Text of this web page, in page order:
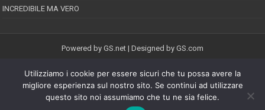
INCREDIBILE MA VERO
Powered by GS.net | Designed by GS.com
EPINEION EDITRICE S.R.L.P.Iva 02008710689
Registrazione Tribunale di Pescara reg. speciale della stampa n.08/2012
Direttore responsabile: Maurizio Piccinino
Iscrizione al ROC n.22607
Utilizziamo i cookie per essere sicuri che tu possa avere la
migliore esperienza sul nostro sito. Se continui ad utilizzare
questo sito noi assumiamo che tu ne sia felice.